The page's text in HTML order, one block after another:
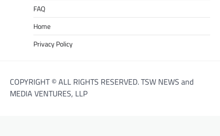
FAQ
Home
Privacy Policy
COPYRIGHT © ALL RIGHTS RESERVED. TSW NEWS and
MEDIA VENTURES, LLP